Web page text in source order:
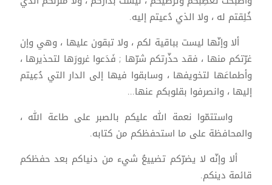
خُلِقتم له ، ولا الذي دُعيتم إليه.
ألا وإنّها ليست بباقية لكم ، ولا تبقون عليها ، وهي وإن
غرّتكم منها ، فقد حذّرتكم شرّها ; فَدَعوا غرورَها لتحذيرها ،
وأطماعَها لتخويفها ، وسابقوا فيها إلى الدار التي دُعِيتم
إليها ، وانصرفوا بقلوبكم عنها...
واستتمّوا نعمة الله عليكم بالصبر على طاعة الله ،
والمحافظة على ما استحفظكم من كتابه.
ألا وإنّه لا يضرّكم تضييعُ شيء من دنياكم بعد حفظكم
قائمة دينكم.